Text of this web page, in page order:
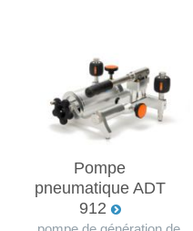
Pompe
pneumatique ADT
912